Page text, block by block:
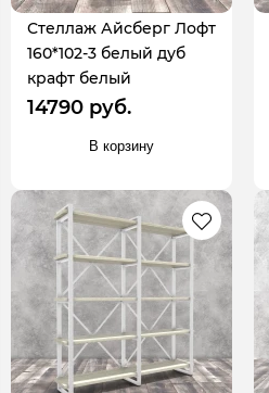
Стеллаж Айсберг Лофт
160*102-3 белый дуб
крафт белый
14790 руб.
В корзину